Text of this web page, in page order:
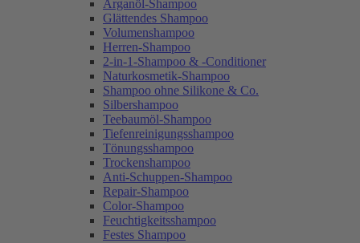
Arganöl-Shampoo
Glättendes Shampoo
Volumenshampoo
Herren-Shampoo
2-in-1-Shampoo & -Conditioner
Naturkosmetik-Shampoo
Shampoo ohne Silikone & Co.
Silbershampoo
Teebaumöl-Shampoo
Tiefenreinigungsshampoo
Tönungsshampoo
Trockenshampoo
Anti-Schuppen-Shampoo
Repair-Shampoo
Color-Shampoo
Feuchtigkeitsshampoo
Festes Shampoo